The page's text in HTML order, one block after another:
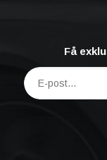
Få